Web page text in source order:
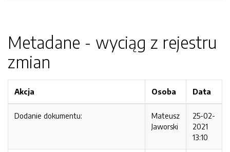
Metadane - wyciąg z rejestru
zmian
Akcja Osoba Data
Dodanie dokumentu:
Mateusz
Jaworski
25-02-
2021
13:10